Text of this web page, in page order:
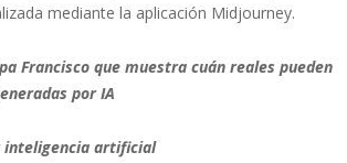
mediante la aplicación Midjourney.
Francisco que muestra cuán reales pueden
por IA
inteligencia artificial